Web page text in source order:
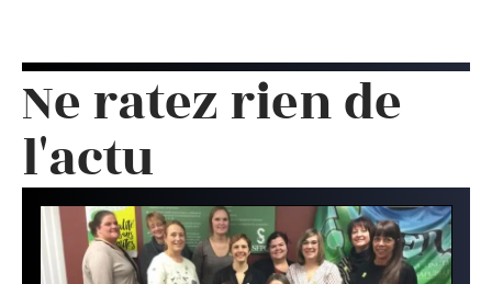
Ne ratez rien de
l'actu